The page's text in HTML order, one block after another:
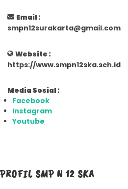
Email :
smpn12surakarta@gmail.com
Website :
https://www.smpn12ska.sch.id
Media Sosial :
Facebook
Instagram
Youtube
PROFIL SMP N 12 SKA